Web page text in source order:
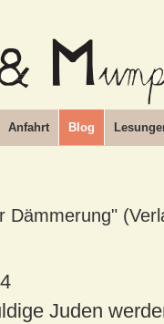
Anfahrt Blog
Dämmerung"
Juden